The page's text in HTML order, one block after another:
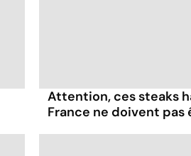
Attention, ces steaks
France ne doivent